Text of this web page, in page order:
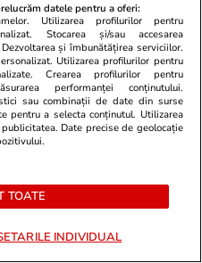
22 iul.
datele pentru a oferi:
Utilizarea profilurilor pentru
Stocarea și/sau accesarea
și îmbunătățirea serviciilor.
Utilizarea profilurilor pentru
Crearea profilurilor pentru
performanței conținutului.
sau combinații de date din surse
pentru a selecta conținutul. Utilizarea
Date precise de geolocație
TOATE
INDIVIDUAL